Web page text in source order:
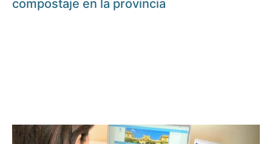
compostaje en la provincia